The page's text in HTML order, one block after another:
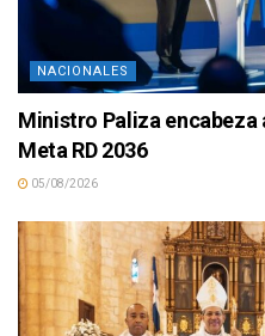
NACIONALES
Ministro Paliza
Meta RD 2036
05/08/2026